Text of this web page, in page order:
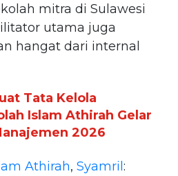
mitra di Sulawesi
utama juga
hangat dari internal
Tata Kelola
Islam Athirah Gelar
2026
Athirah, Syamril :